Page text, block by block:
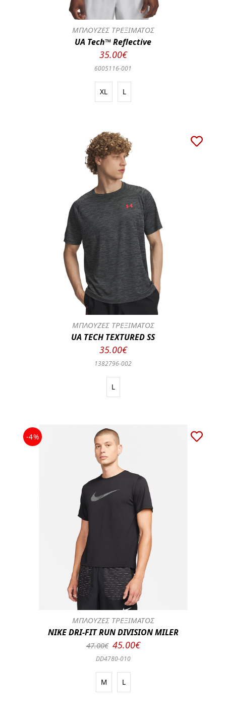
ΜΠΛΟΥΖΕΣ ΤΡΕΞΙΜΑΤΟΣ
UA Tech™ Reflective
35.00€
6005116-001
XL L
ΜΠΛΟΥΖΕΣ ΤΡΕΞΙΜΑΤΟΣ
UA TECH TEXTURED SS
35.00€
1382796-002
L
-4%
ΜΠΛΟΥΖΕΣ ΤΡΕΞΙΜΑΤΟΣ
NIKE DRI-FIT RUN DIVISION MILER
47.00€ 45.00€
DD4780-010
M L